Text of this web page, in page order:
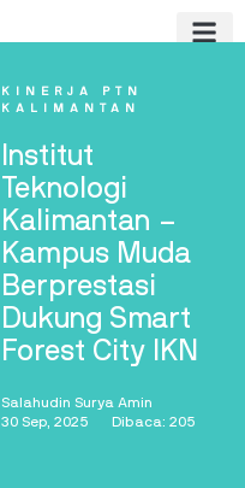
KINERJA PTN
KALIMANTAN
Institut
Teknologi
Kalimantan –
Kampus Muda
Berprestasi
Dukung Smart
Forest City IKN
Salahudin Surya Amin
30 Sep, 2025
Dibaca: 205